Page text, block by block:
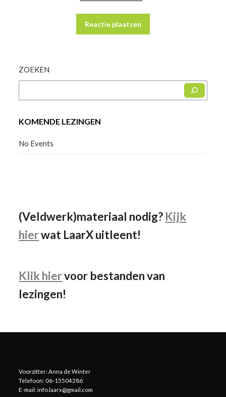
ZOEKEN
KOMENDE LEZINGEN
No Events
(Veldwerk)materiaal nodig? Kijk
hierwat LaarX uitleent!
Klik hiervoor bestanden van
lezingen!
Voorzitter: Anna de Winter
Telefoon: 06-15504286
E-mail: info.laarx@gmail.com